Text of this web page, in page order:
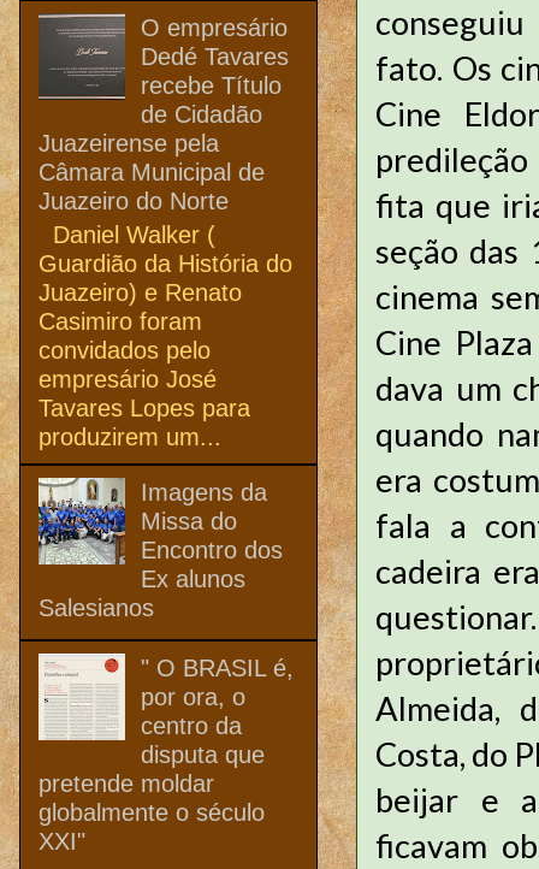
fato. Os
Cine
fita que
seção das
cinema
Cine
dava um
quando
era
fala a
cadeira
Almeida,
Costa, do
beijar e
ficavam
O empresário
Dedé Tavares
recebe Título
de Cidadão
Juazeirense pela
Câmara Municipal de
Juazeiro do Norte
Daniel Walker (
Guardião da História do
Juazeiro) e Renato
Casimiro foram
convidados pelo
empresário José
Tavares Lopes para
produzirem um...
Imagens da
Missa do
Encontro dos
Ex alunos
Salesianos
" O BRASIL é,
por ora, o
centro da
disputa que
pretende moldar
globalmente o século
XXI"